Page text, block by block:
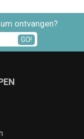
ontvangen?
GO!